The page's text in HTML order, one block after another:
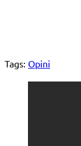
Tags: Opini